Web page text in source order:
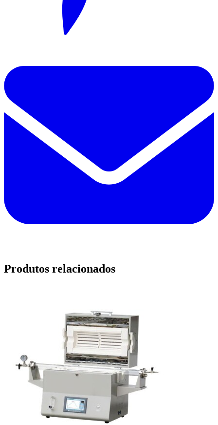
Produtos relacionados